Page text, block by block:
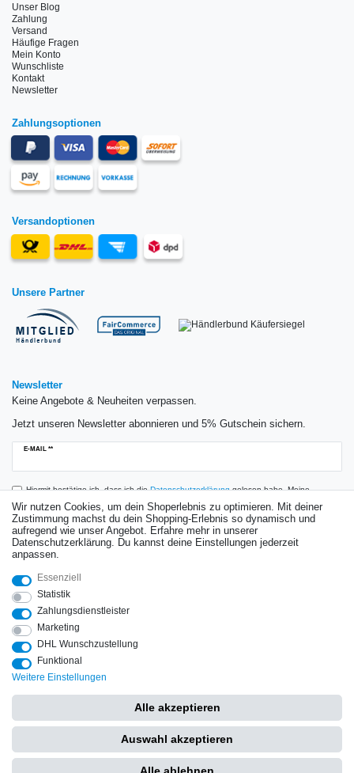
Unser Blog
Zahlung
Versand
Häufige Fragen
Mein Konto
Wunschliste
Kontakt
Newsletter
Zahlungsoptionen
Versandoptionen
Unsere Partner
Newsletter
Keine Angebote & Neuheiten verpassen.
Jetzt unseren Newsletter abonnieren und 5% Gutschein sichern.
E-MAIL **
Newsletter
Hiermit bestätige ich, dass ich dieDaten­schutz­erklärunggelesen habe. Meine
Einwilligung kann ich jederzeit widerrufen.**
Abonnieren
Bewertungen
Impressum Daten­schutz­erklärung
Vertrag widerrufen Kontakt
Copyright © 2025 by Hochdruckspezialist. Alle Rechte vorbehalten.
Wir nutzen Cookies, um dein Shoperlebnis zu optimieren. Mit deiner
Zustimmung machst du dein Shopping-Erlebnis so dynamisch und
aufregend wie unser Angebot. Erfahre mehr in unserer
Datenschutzerklärung. Du kannst deine Einstellungen jederzeit
anpassen.
Essenziell
Statistik
Zahlungsdienstleister
Marketing
DHL Wunschzustellung
Funktional
Weitere Einstellungen
Alle akzeptieren
Auswahl akzeptieren